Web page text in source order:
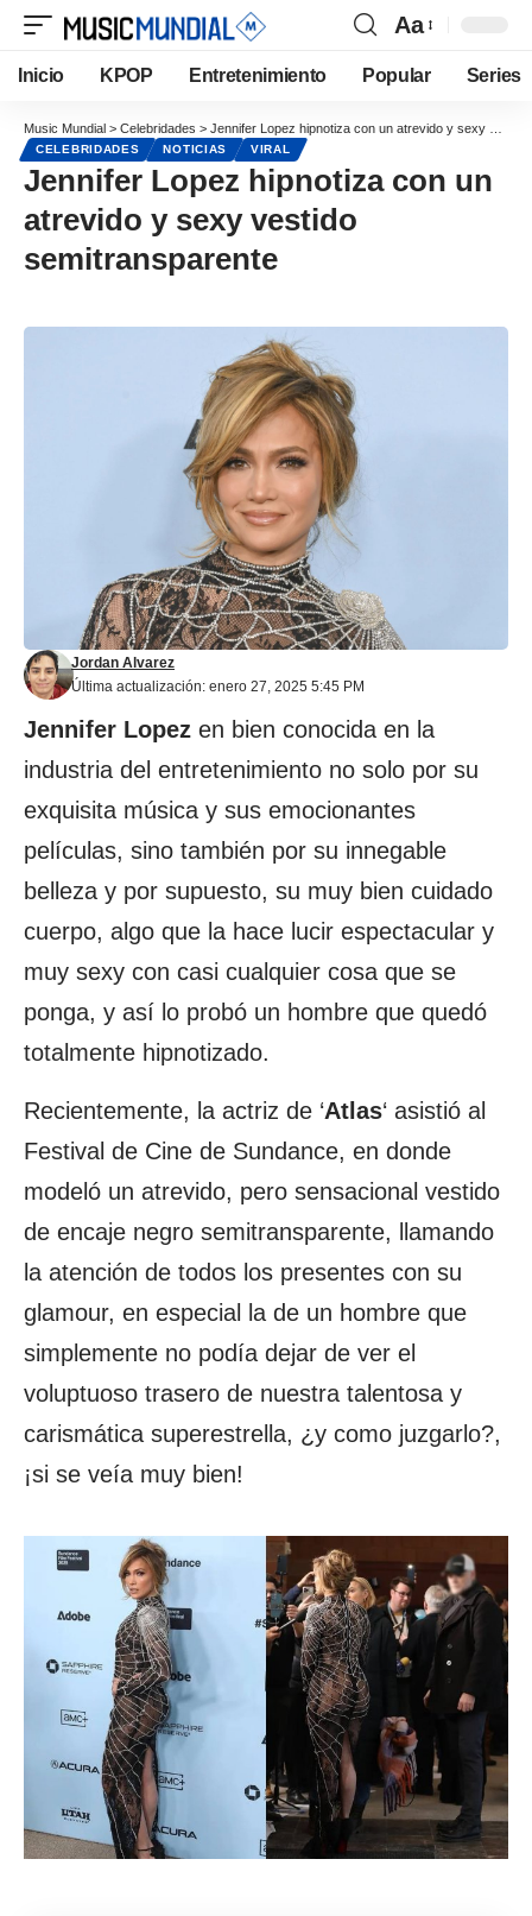
Aa
Inicio KPOP Entretenimiento Popular Series
Music Mundial > Celebridades > Jennifer Lopez hipnotiza con un atrevido y sexy vestido semitransparente
CELEBRIDADES NOTICIAS VIRAL
Jennifer Lopez hipnotiza con un
atrevido y sexy vestido
semitransparente
Última actualización: enero 27, 2025 5:45 PM
Jordan Alvarez
Jennifer Lopez en bien conocida en la
industria del entretenimiento no solo por su
exquisita música y sus emocionantes
películas, sino también por su innegable
belleza y por supuesto, su muy bien cuidado
cuerpo, algo que la hace lucir espectacular y
muy sexy con casi cualquier cosa que se
ponga, y así lo probó un hombre que quedó
totalmente hipnotizado.
Recientemente, la actriz de ‘Atlas‘ asistió al
Festival de Cine de Sundance, en donde
modeló un atrevido, pero sensacional vestido
de encaje negro semitransparente, llamando
la atención de todos los presentes con su
glamour, en especial la de un hombre que
simplemente no podía dejar de ver el
voluptuoso trasero de nuestra talentosa y
carismática superestrella, ¿y como juzgarlo?,
¡si se veía muy bien!